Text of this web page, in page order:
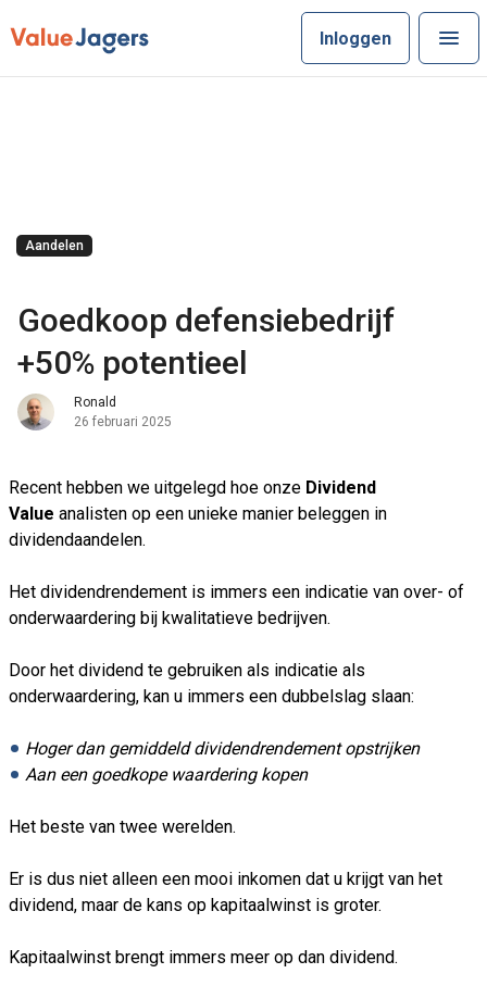
Inloggen
Aandelen
Goedkoop defensiebedrijf
+50% potentieel
Ronald
26 februari 2025
Recent hebben we uitgelegd hoe onze Dividend
Value analisten op een unieke manier beleggen in
dividendaandelen.
Het dividendrendement is immers een indicatie van over- of
onderwaardering bij kwalitatieve bedrijven.
Door het dividend te gebruiken als indicatie als
onderwaardering, kan u immers een dubbelslag slaan:
Hoger dan gemiddeld dividendrendement opstrijken
Aan een goedkope waardering kopen
Het beste van twee werelden.
Er is dus niet alleen een mooi inkomen dat u krijgt van het
dividend, maar de kans op kapitaalwinst is groter.
Kapitaalwinst brengt immers meer op dan dividend.